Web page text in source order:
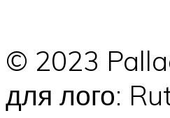
© 2023
для лого: